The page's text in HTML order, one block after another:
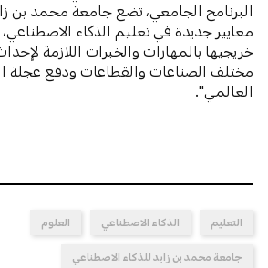
البرنامج الجامعي، تضع جامعة محمد بن
معايير جديدة في تعليم الذكاء
خريجيها بالمهارات والخبرات اللازمة
مختلف الصناعات والقطاعات ودفع عجلة
العالمي".
التعليم الذكاء الاصطناعي العلوم
جامعة محمد بن زايد للذكاء الاصطناعي